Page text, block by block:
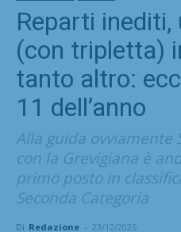
Reparti
(con tripletta)
tanto altro:
11 dell’anno
Alla guida ovviamente
con la Grevigiana è
primo posto in
Seconda Categoria
Di Redazione - 23/12/2025